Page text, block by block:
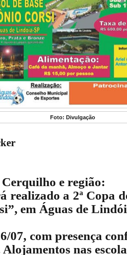
Foto: Divulgação
e região:
realizado a 2ª Copa
em Águas de
07, com presença
nas